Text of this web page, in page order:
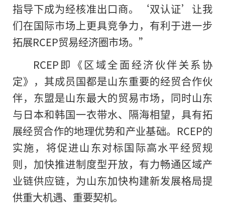
指导下成为经核准出口商。‘双认证’让我
们在国际市场上更具竞争力，有利于进一步
拓展RCEP贸易经济圈市场。”
RCEP即《区域全面经济伙伴关系协
定》，其成员国都是山东重要的经贸合作伙
伴，东盟是山东最大的贸易市场，同时山东
与日本和韩国一衣带水、隔海相望，具有拓
展经贸合作的地理优势和产业基础。RCEP的
实施，将促进山东对标国际高水平经贸规
则，加快推进制度型开放，有力畅通区域产
业链供应链，为山东加快构建新发展格局提
供重大机遇、重要契机。